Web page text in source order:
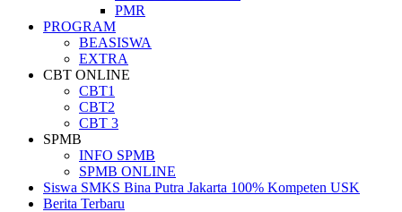
PMR
PROGRAM
BEASISWA
EXTRA
CBT ONLINE
CBT1
CBT2
CBT 3
SPMB
INFO SPMB
SPMB ONLINE
Siswa SMKS Bina Putra Jakarta 100% Kompeten USK
Berita Terbaru